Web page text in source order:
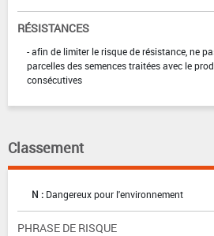
RÉSISTANCES
- afin de limiter le risque de résistance, ne
parcelles des semences traitées avec le
consécutives
Classement
N : Dangereux pour l'environnement
PHRASE DE RISQUE